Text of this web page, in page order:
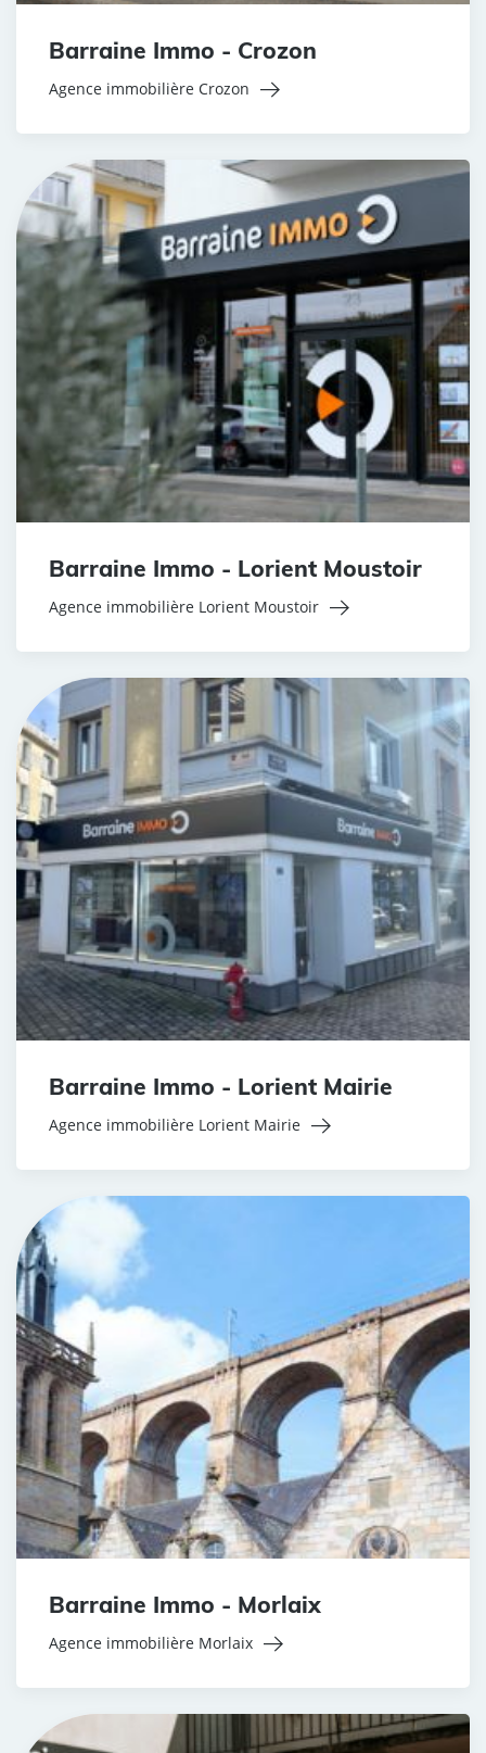
Barraine Immo - Crozon
Agence immobilière Crozon
Barraine Immo - Lorient Moustoir
Agence immobilière Lorient Moustoir
Barraine Immo - Lorient Mairie
Agence immobilière Lorient Mairie
Barraine Immo - Morlaix
Agence immobilière Morlaix